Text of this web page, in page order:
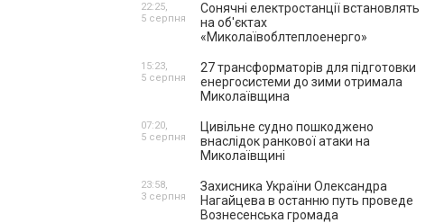
Сонячні електростанції встановлять
на об'єктах
«Миколаївоблтеплоенерго»
22:25,
5 серпня
27 трансформаторів для підготовки
енергосистеми до зими отримала
Миколаївщина
15:23,
5 серпня
Цивільне судно пошкоджено
внаслідок ранкової атаки на
Миколаївщині
07:20,
5 серпня
Захисника України Олександра
Нагайцева в останню путь проведе
Вознесенська громада
23:58,
3 серпня